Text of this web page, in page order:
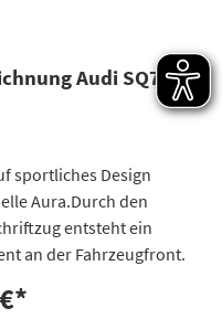
Audi SQ7 4M
sportliches Design
Aura.Durch den
entsteht ein
an der Fahrzeugfront.
*